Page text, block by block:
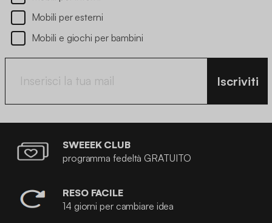
Mobili per esterni
Mobili e giochi per bambini
Iscriviti
SWEEEK CLUB
programma fedeltà GRATUITO
RESO FACILE
14 giorni per cambiare idea